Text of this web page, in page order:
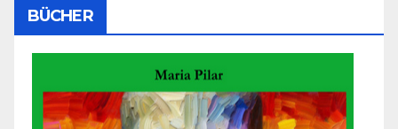
BÜCHER